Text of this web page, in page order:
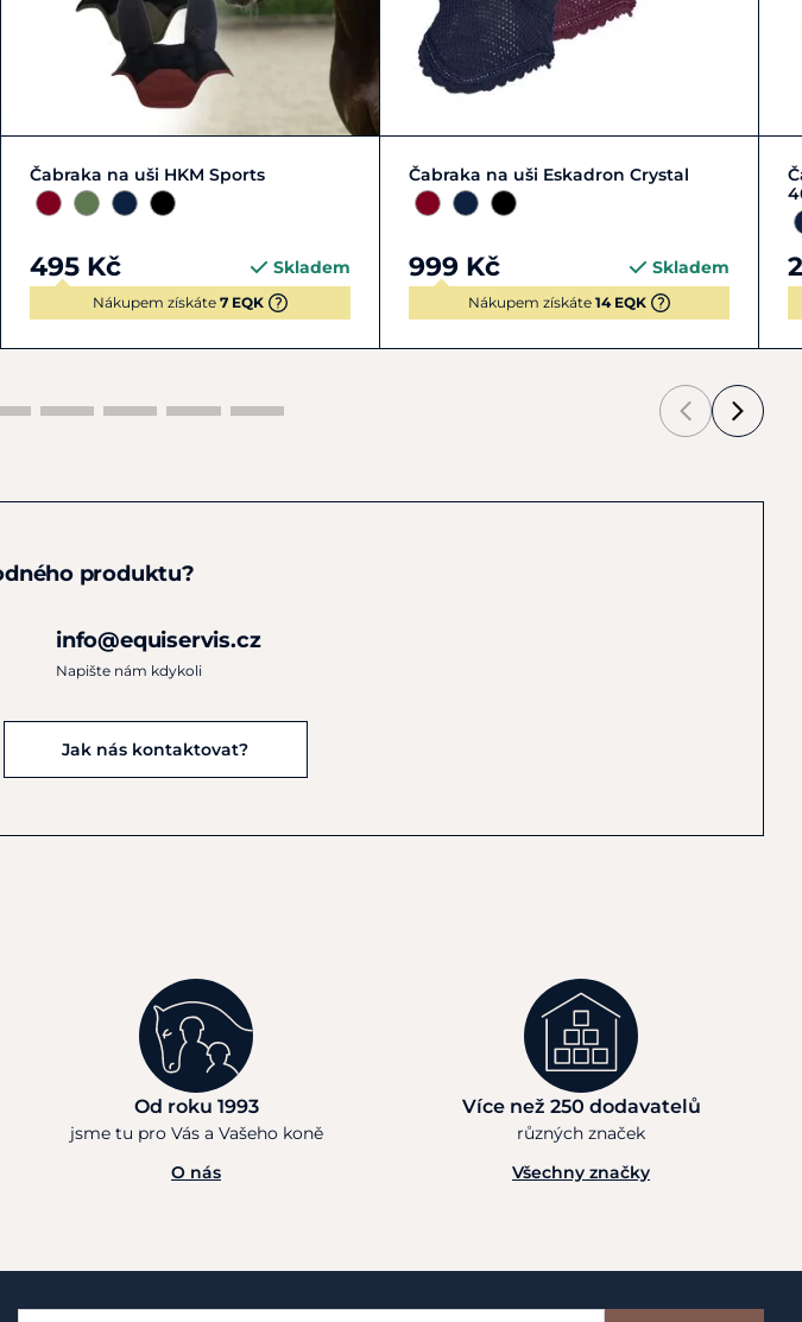
Zobrazit detail
Čabraka na uši HKM Sports
495 Kč Skladem
Nákupem získáte 7 EQK
FULL | L PONY | S
Čabraka na uši Eskadron Crystal
999 Kč Skladem
Nákupem získáte 14 EQK
produktu?
info@equiservis.cz
Napište nám kdykoli
Jak nás kontaktovat?
Od roku 1993
jsme tu pro Vás a Vašeho koně
O nás
Více než 250 dodavatelů
různých značek
Všechny značky